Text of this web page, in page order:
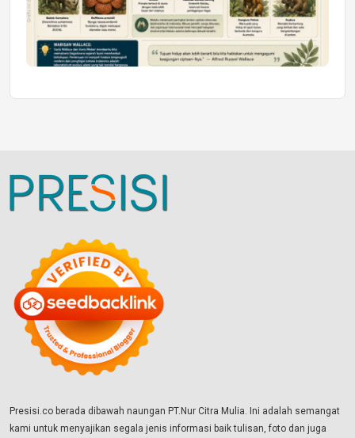
Presisi.co berada dibawah naungan PT.Nur Citra Mulia. Ini adalah semangat
kami untuk menyajikan segala jenis informasi baik tulisan, foto dan juga